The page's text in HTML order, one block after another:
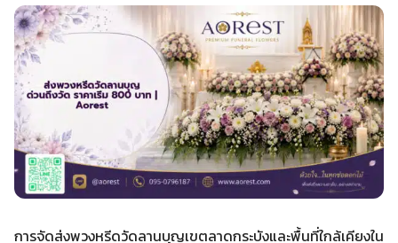
การจัดส่งพวงหรีดวัดลานบุญเขตลาดกระบังและพื้นที่ใกล้เคียงใน